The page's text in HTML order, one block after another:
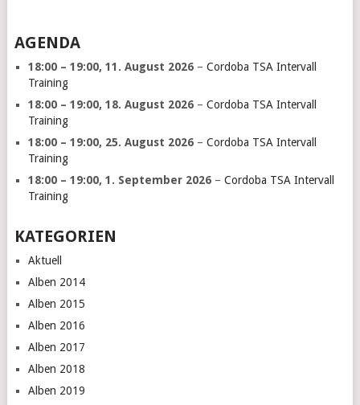
AGENDA
18:00 – 19:00, 11. August 2026– Cordoba TSA Intervall
Training
18:00 – 19:00, 18. August 2026– Cordoba TSA Intervall
Training
18:00 – 19:00, 25. August 2026– Cordoba TSA Intervall
Training
18:00 – 19:00, 1. September 2026– Cordoba TSA Intervall
Training
KATEGORIEN
Aktuell
Alben 2014
Alben 2015
Alben 2016
Alben 2017
Alben 2018
Alben 2019